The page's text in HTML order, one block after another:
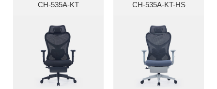
CH-535A-KT CH-535A-KT-HS